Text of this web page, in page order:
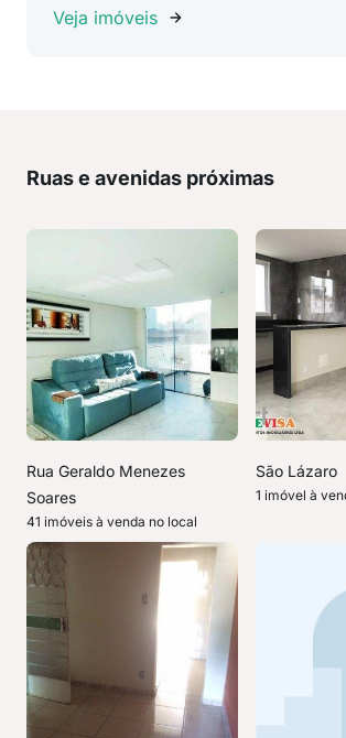
Veja imóveis
Ruas e avenidas próximas
Rua Geraldo Menezes
Soares
41 imóveis à venda no local
São Lázaro
1 imóvel à